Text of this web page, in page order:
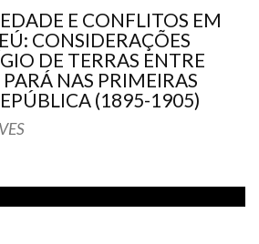
E CONFLITOS EM
CONSIDERAÇÕES
DE TERRAS ENTRE
NAS PRIMEIRAS
(1895-1905)